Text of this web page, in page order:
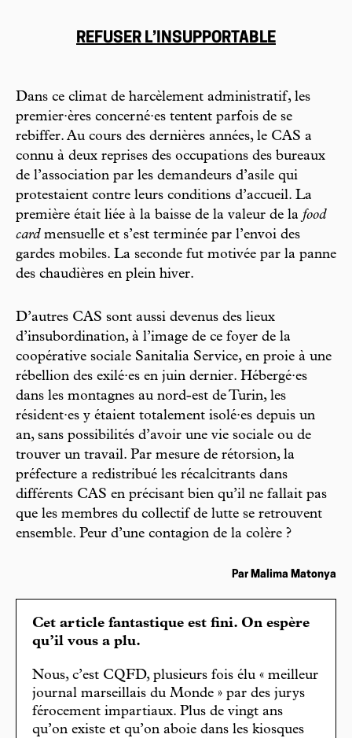
REFUSER L’INSUPPORTABLE
Dans ce climat de harcèlement administratif, les
premier·ères concerné·es tentent parfois de se
rebiffer. Au cours des dernières années, le CAS a
connu à deux reprises des occupations des bureaux
de l’association par les demandeurs d’asile qui
protestaient contre leurs conditions d’accueil. La
première était liée à la baisse de la valeur de la food
cardmensuelle et s’est terminée par l’envoi des
gardes mobiles. La seconde fut motivée par la panne
des chaudières en plein hiver.
D’autres CAS sont aussi devenus des lieux
d’insubordination, à l’image de ce foyer de la
coopérative sociale Sanitalia Service, en proie à une
rébellion des exilé·es en juin dernier. Hébergé·es
dans les montagnes au nord-est de Turin, les
résident·es y étaient totalement isolé·es depuis un
an, sans possibilités d’avoir une vie sociale ou de
trouver un travail. Par mesure de rétorsion, la
préfecture a redistribué les récalcitrants dans
différents CAS en précisant bien qu’il ne fallait pas
que les membres du collectif de lutte se retrouvent
ensemble. Peur d’une contagion de la colère ?
Par Malima Matonya
Cet article fantastique est fini. On espère
qu’il vous a plu.
Nous, c’est CQFD, plusieurs fois élu « meilleur
journal marseillais du Monde » par des jurys
férocement impartiaux. Plus de vingt ans
qu’on existe et qu’on aboie dans les kiosques